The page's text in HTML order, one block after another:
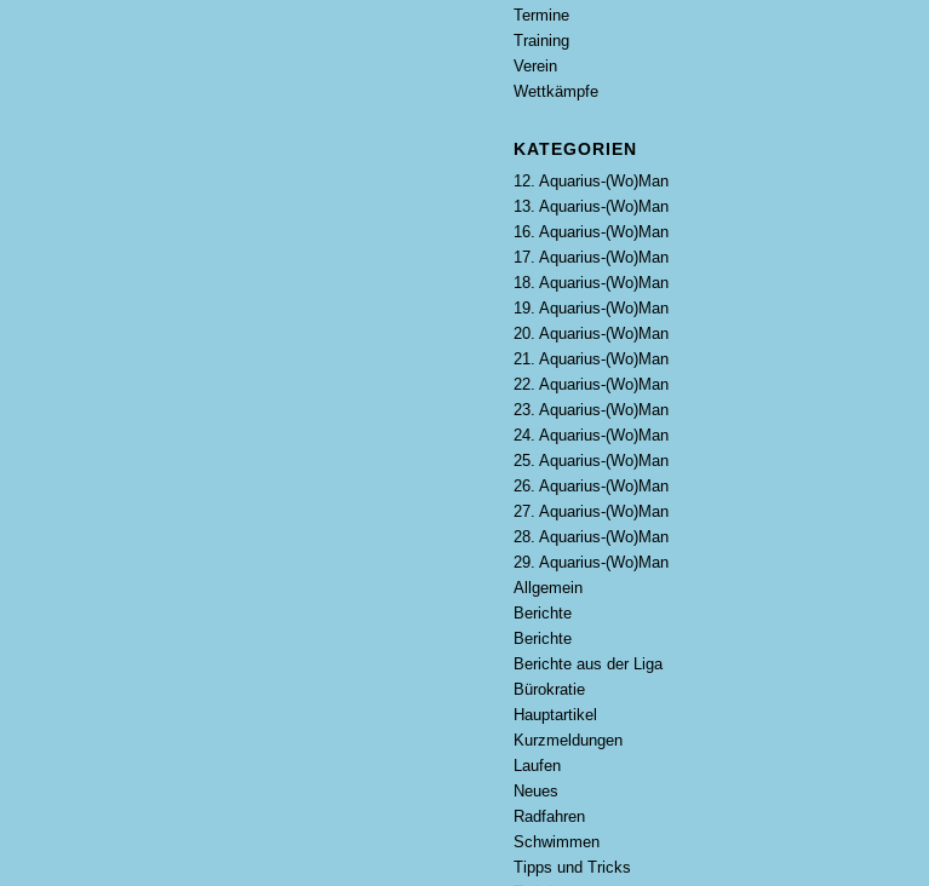
Termine
Training
Verein
Wettkämpfe
KATEGORIEN
12. Aquarius-(Wo)Man
13. Aquarius-(Wo)Man
16. Aquarius-(Wo)Man
17. Aquarius-(Wo)Man
18. Aquarius-(Wo)Man
19. Aquarius-(Wo)Man
20. Aquarius-(Wo)Man
21. Aquarius-(Wo)Man
22. Aquarius-(Wo)Man
23. Aquarius-(Wo)Man
24. Aquarius-(Wo)Man
25. Aquarius-(Wo)Man
26. Aquarius-(Wo)Man
27. Aquarius-(Wo)Man
28. Aquarius-(Wo)Man
29. Aquarius-(Wo)Man
Allgemein
Berichte
Berichte
Berichte aus der Liga
Bürokratie
Hauptartikel
Kurzmeldungen
Laufen
Neues
Radfahren
Schwimmen
Tipps und Tricks